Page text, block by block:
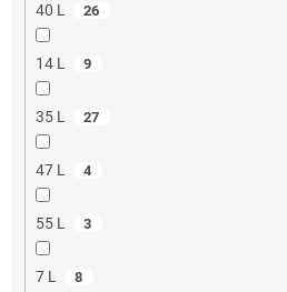
40 L 26
14 L 9
35 L 27
47 L 4
55 L 3
7 L 8